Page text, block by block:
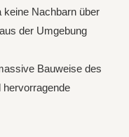
keine Nachbarn über
der Umgebung
Bauweise des
hervorragende